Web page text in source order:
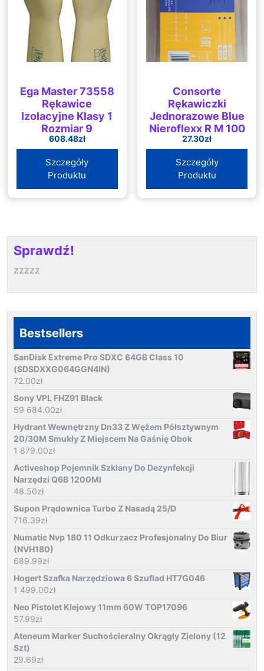
Ega Master 73558
Rękawice
Izolacyjne Klasy 1
Rozmiar 9
608.48zł
Szczegóły
Produktu
Consorte
Rękawiczki
Jednorazowe Blue
Nieroflexx R M 100
Szt
27.30zł
Szczegóły
Produktu
Sprawdź!
zzzzz
Bestsellers
SanDisk Extreme Pro SDXC 64GB Class 10
(SDSDXXG064GGN4IN)
72.00zł
Sony VPL FHZ91 Black
59 684.00zł
Hydrant Wewnętrzny Dn33 Z Wężem Półsztywnym
20/30M Smukły Z Miejscem Na Gaśnię Obok
1 879.00zł
Activeshop Pojemnik Szklany Do Dezynfekcji
Narzędzi Q6B 1200Ml
48.50zł
Supon Prądownica Turbo Z Nasadą 25/D
716.39zł
Numatic Nvp 180 11 Odkurzacz Profesjonalny Do Biur
(NVH180)
689.99zł
Hogert Szafka Narzędziowa 6 Szuflad HT7G046
1 499.00zł
Neo Pistolet Klejowy 11mm 60W TOP17096
57.99zł
Ateneum Marker Suchościeralny Okrągły Zielony (12
Szt)
29.69zł